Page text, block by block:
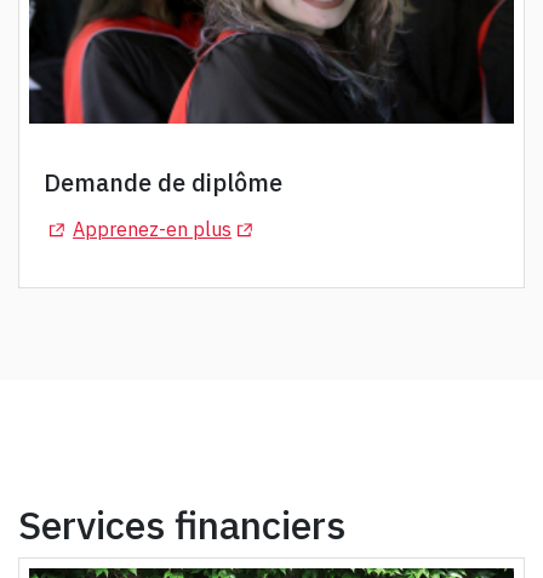
Demande de diplôme
(Opens in a new tab)
Apprenez-en plus (Opens in a new tab)
Services financiers